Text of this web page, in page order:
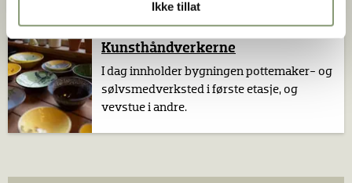
Ikke tillat
smørbrød.
Kunsthånd­verkerne
I dag innholder bygningen pottemaker- og
sølvsmedverksted i første etasje, og
vevstue i andre.